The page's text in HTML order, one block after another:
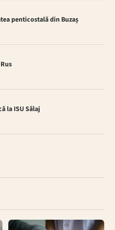
penticostală din Buzaș
la ISU Sălaj